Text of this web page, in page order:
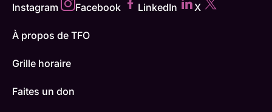
Instagram Facebook LinkedIn X
À propos de TFO
Grille horaire
Faites un don